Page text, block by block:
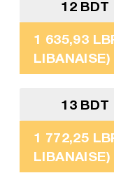
12 BDT
1 635,93
LIBANAISE)
13 BDT
1 772,25
LIBANAISE)